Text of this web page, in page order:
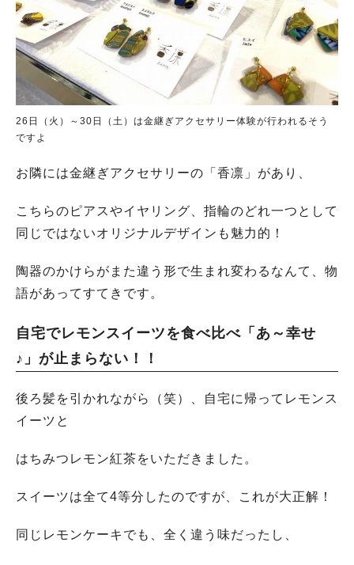
26日（火）～30日（土）は金継ぎアクセサリー体験が行われるそう
ですよ
お隣には金継ぎアクセサリーの「香凛」があり、
こちらのピアスやイヤリング、指輪のどれ一つとして
同じではないオリジナルデザインも魅力的！
陶器のかけらがまた違う形で生まれ変わるなんて、物
語があってすてきです。
自宅でレモンスイーツを食べ比べ「あ～幸せ
♪」が止まらない！！
後ろ髪を引かれながら（笑）、自宅に帰ってレモンス
イーツと
はちみつレモン紅茶をいただきました。
スイーツは全て4等分したのですが、これが大正解！
同じレモンケーキでも、全く違う味だったし、